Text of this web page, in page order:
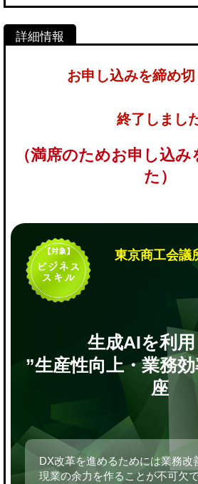
お申し込みを締め
終了しまし
（満席のためお申し込
た）
東京商工会議
生成AIを利
”生産性向上・業務
座
DX改革を進めるためには業務改
現業の余力を作ることが不可欠